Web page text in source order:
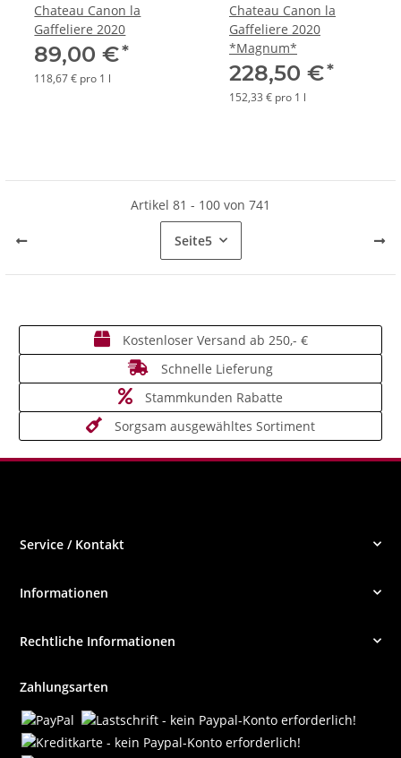
Chateau Canon la
Gaffeliere 2020
89,00 €*
118,67 € pro 1 l
Chateau Canon la
Gaffeliere 2020
*Magnum*
228,50 €*
152,33 € pro 1 l
Artikel 81 - 100 von 741
Seite5
Kostenloser Versand ab 250,- €
Schnelle Lieferung
Stammkunden Rabatte
Sorgsam ausgewähltes Sortiment
Service / Kontakt
Informationen
Rechtliche Informationen
Zahlungsarten